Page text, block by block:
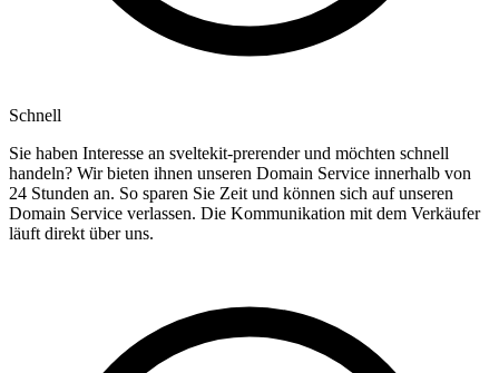
Schnell
Sie haben Interesse an sveltekit-prerender und möchten schnell
handeln? Wir bieten ihnen unseren Domain Service innerhalb von
24 Stunden an. So sparen Sie Zeit und können sich auf unseren
Domain Service verlassen. Die Kommunikation mit dem Verkäufer
läuft direkt über uns.